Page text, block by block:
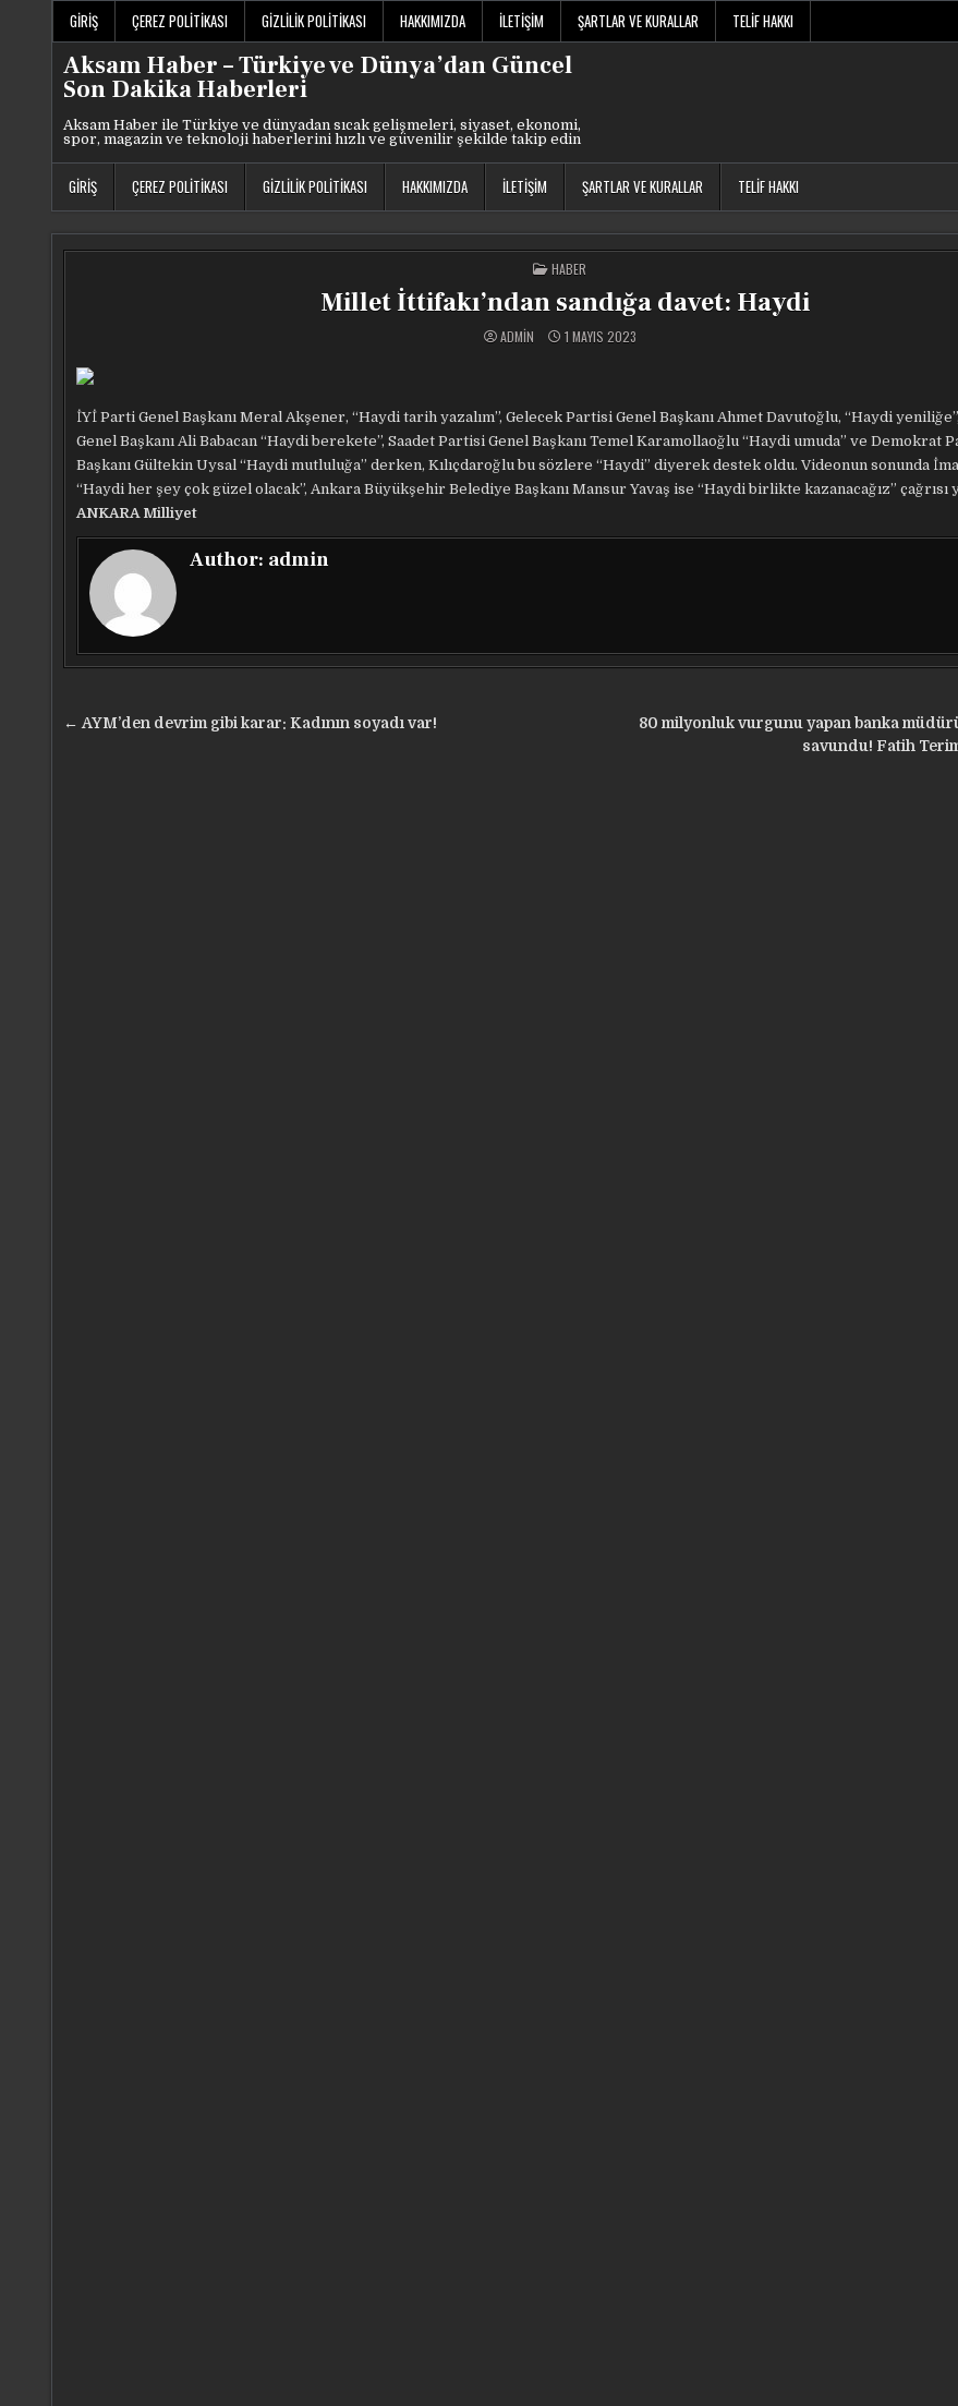
GIRIŞ ÇEREZ POLITIKASI GIZLILIK POLITIKASI HAKKIMIZDA İLETIŞIM ŞARTLAR VE KURALLAR TELIF HAKKI
Aksam Haber – Türkiye ve Dünya’dan Güncel
Son Dakika Haberleri
Aksam Haber ile Türkiye ve dünyadan sıcak gelişmeleri, siyaset, ekonomi,
spor, magazin ve teknoloji haberlerini hızlı ve güvenilir şekilde takip edin
GIRIŞ ÇEREZ POLITIKASI GIZLILIK POLITIKASI HAKKIMIZDA İLETIŞIM ŞARTLAR VE KURALLAR TELIF HAKKI
POSTED
IN
HABER
Millet İttifakı’ndan sandığa davet: Haydi
ADMIN 1 MAYIS 2023
İYİ Parti Genel Başkanı Meral Akşener, “Haydi tarih yazalım”, Gelecek Partisi Genel Başkanı Ahmet Davutoğlu, “Haydi
Genel Başkanı Ali Babacan “Haydi berekete”, Saadet Partisi Genel Başkanı Temel Karamollaoğlu “Haydi umuda” ve Demokrat
Başkanı Gültekin Uysal “Haydi mutluluğa” derken, Kılıçdaroğlu bu sözlere “Haydi” diyerek destek oldu. Videonun sonunda
“Haydi her şey çok güzel olacak”, Ankara Büyükşehir Belediye Başkanı Mansur Yavaş ise “Haydi birlikte kazanacağız” çağrısı
ANKARA Milliyet
Author: admin
Yazı
80 milyonluk vurgunu yapan banka
savundu! Fatih
← AYM’den devrim gibi karar: Kadının soyadı var!